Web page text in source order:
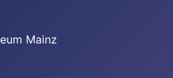
Mainz